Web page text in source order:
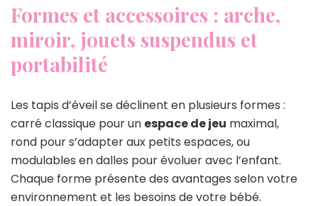
Formes et accessoires : arche,
miroir, jouets suspendus et
portabilité
Les tapis d’éveil se déclinent en plusieurs formes :
carré classique pour un espace de jeu maximal,
rond pour s’adapter aux petits espaces, ou
modulables en dalles pour évoluer avec l’enfant.
Chaque forme présente des avantages selon votre
environnement et les besoins de votre bébé.